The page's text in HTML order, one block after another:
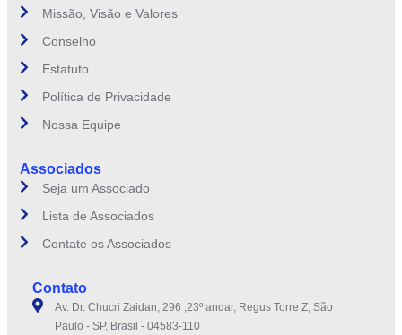
Missão, Visão e Valores
Conselho
Estatuto
Política de Privacidade
Nossa Equipe
Associados
Seja um Associado
Lista de Associados
Contate os Associados
Contato
Av. Dr. Chucri Zaidan, 296 ,23º andar, Regus Torre Z, São
Paulo - SP, Brasil - 04583-110